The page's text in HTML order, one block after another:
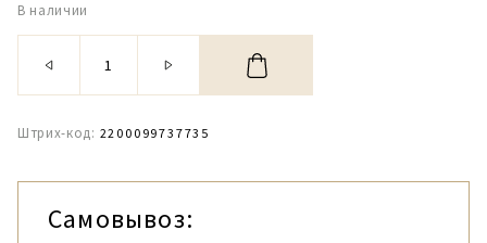
В наличии
Штрих-код: 2200099737735
Самовывоз: